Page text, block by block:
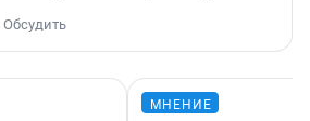
Обсудить
МНЕНИЕ